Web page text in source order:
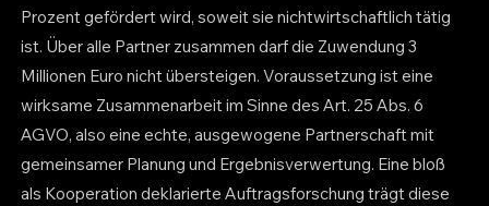
Prozent gefördert wird, soweit sie nichtwirtschaftlich tätig
ist. Über alle Partner zusammen darf die Zuwendung 3
Millionen Euro nicht übersteigen. Voraussetzung ist eine
wirksame Zusammenarbeit im Sinne des Art. 25 Abs. 6
AGVO, also eine echte, ausgewogene Partnerschaft mit
gemeinsamer Planung und Ergebnisverwertung. Eine bloß
als Kooperation deklarierte Auftragsforschung trägt diese